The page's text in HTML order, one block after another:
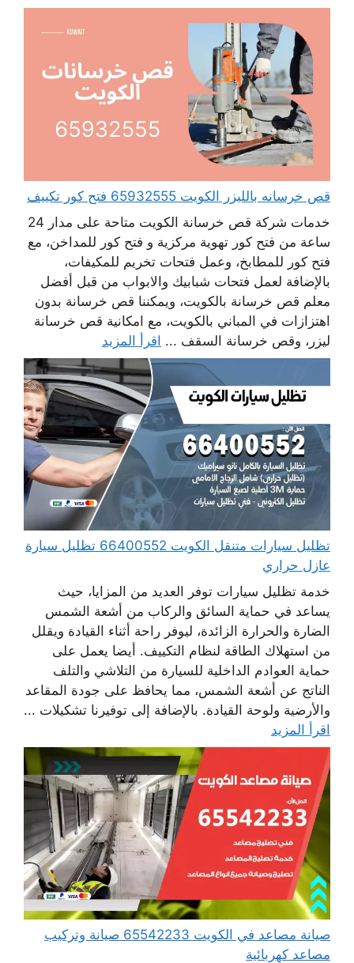
قص خرسانه بالليزر الكويت 65932555 فتح كور تكييف
خدمات شركة قص خرسانة الكويت متاحة على مدار 24
ساعة من فتح كور تهوية مركزية و فتح كور للمداخن، مع
فتح كور للمطابخ، وعمل فتحات تخريم للمكيفات،
بالإضافة لعمل فتحات شبابيك والابواب من قبل أفضل
معلم قص خرسانة بالكويت، ويمكننا قص خرسانة بدون
اهتزازات في المباني بالكويت، مع امكانية قص خرسانة
ليزر، وقص خرسانة السقف ... اقرأ المزيد
تظليل سيارات متنقل الكويت 66400552 تظليل سيارة
عازل حراري
خدمة تظليل سيارات توفر العديد من المزايا، حيث
يساعد في حماية السائق والركاب من أشعة الشمس
الضارة والحرارة الزائدة، ليوفر راحة أثناء القيادة ويقلل
من استهلاك الطاقة لنظام التكييف. أيضا يعمل على
حماية العوادم الداخلية للسيارة من التلاشي والتلف
الناتج عن أشعة الشمس، مما يحافظ على جودة المقاعد
والأرضية ولوحة القيادة. بالإضافة إلى توفيرنا تشكيلات ...
اقرأ المزيد
صيانة مصاعد في الكويت 65542233 صيانة وتركيب
مصاعد كهربائية